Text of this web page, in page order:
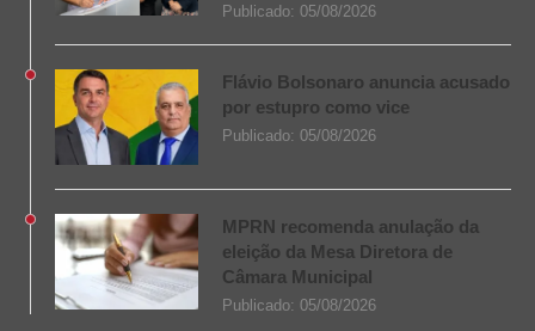
Publicado: 05/08/2026
Flávio Bolsonaro anuncia acusado
por estupro como vice
Publicado: 05/08/2026
MPRN recomenda anulação da
eleição da Mesa Diretora de
Câmara Municipal
Publicado: 05/08/2026